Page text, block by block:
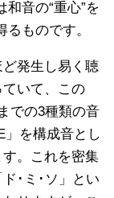
音の“重心”を
ものです。
発生し易く聴
いて、この
での3種類の音
」を構成音とし
。これを密集
･ミ･ソ」とい